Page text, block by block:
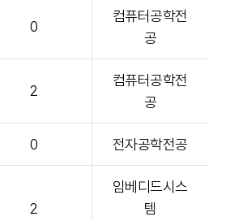
0
컴퓨터공학전
공
2
컴퓨터공학전
공
0 전자공학전공
2
임베디드시스
템